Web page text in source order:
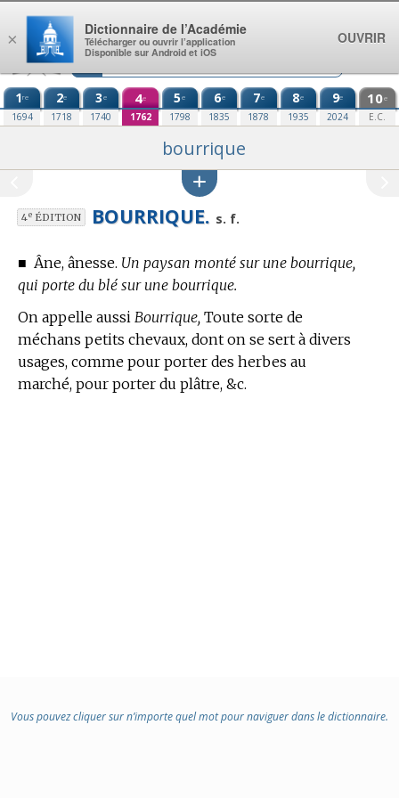
Aller au contenu
1re
1694
2e
1718
3e
1740
4e
1762
5e
1798
6e
1835
7e
1878
8e
1935
9e
2024
10e
E.C.
bourrique
4eÉDITION BOURRIQUE. s. f.
■ Âne, ânesse. Un paysan monté sur une bourrique,
qui porte du blé sur une bourrique.
On appelle aussi Bourrique, Toute sorte de
méchans petits chevaux, dont on se sert à divers
usages, comme pour porter des herbes au
marché, pour porter du plâtre, &c.
Vous pouvez cliquer sur n’importe quel mot pour naviguer dans le dictionnaire.
×
Dictionnaire de l’Académie
Télécharger ou ouvrir l’application
Disponible sur Android et iOS
OUVRIR